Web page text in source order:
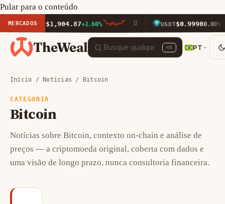
Pular para o conteúdo
MERCADOS
ETH$1,904.87+1.60% USDT$0.99900.00%
TheWeal ⌘K PT
Início / Notícias / Bitcoin
CATEGORIA
Bitcoin
Notícias sobre Bitcoin, contexto on-chain e análise de
preços — a criptomoeda original, coberta com dados e
uma visão de longo prazo, nunca consultoria financeira.